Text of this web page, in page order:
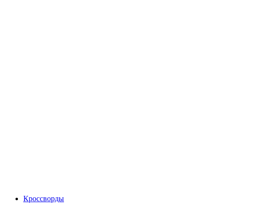
Кроссворды